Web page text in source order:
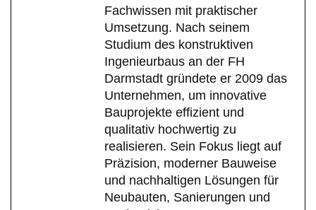
Fachwissen mit praktischer
Umsetzung. Nach seinem
Studium des konstruktiven
Ingenieurbaus an der FH
Darmstadt gründete er 2009 das
Unternehmen, um innovative
Bauprojekte effizient und
qualitativ hochwertig zu
realisieren. Sein Fokus liegt auf
Präzision, moderner Bauweise
und nachhaltigen Lösungen für
Neubauten, Sanierungen und